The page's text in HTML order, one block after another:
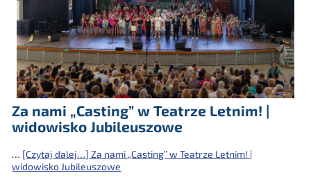
Za nami „Casting” w Teatrze Letnim! |
widowisko Jubileuszowe
… [Czytaj dalej…] Za nami „Casting” w Teatrze Letnim! |
widowisko Jubileuszowe